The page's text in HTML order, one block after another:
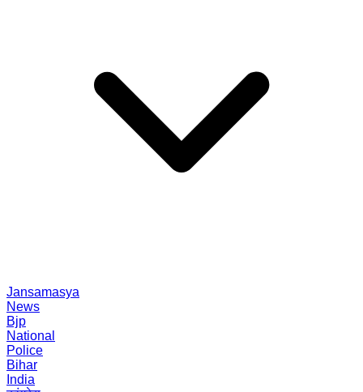
Jansamasya
News
Bjp
National
Police
Bihar
India